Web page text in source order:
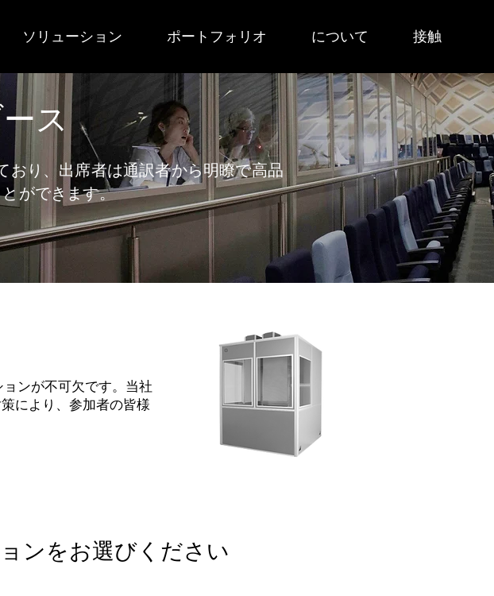
ソリューション ポートフォリオ について 接触
ス
おり、出席者は通訳者から明瞭で高品
ができます。
ンが不可欠です。当社
により、参加者の皆様
ンをお選びください